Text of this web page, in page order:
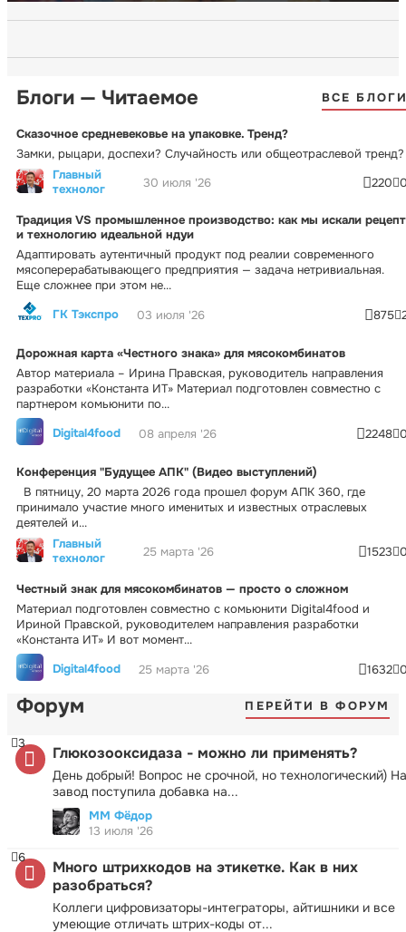
Блоги — Читаемое ВСЕ
Сказочное средневековье на упаковке. Тренд?
Замки, рыцари, доспехи? Случайность или общеотраслевой тренд?
Главный
технолог
30 июля '26 220
Традиция VS промышленное производство: как мы искали рецепт
и технологию идеальной ндуи
Адаптировать аутентичный продукт под реалии современного
мясоперерабатывающего предприятия — задача нетривиальная.
Еще сложнее при этом не...
ГК Тэкспро
03 июля '26 875
Дорожная карта «Честного знака» для мясокомбинатов
Автор материала – Ирина Правская, руководитель направления
разработки «Константа ИТ» Материал подготовлен совместно с
партнером комьюнити по...
Digital4food
08 апреля '26 2248
Конференция "Будущее АПК" (Видео выступлений)
В пятницу, 20 марта 2026 года прошел форум АПК 360, где
принимало участие много именитых и известных отраслевых
деятелей и...
Главный
технолог
25 марта '26 1523
Честный знак для мясокомбинатов — просто о сложном
Материал подготовлен совместно с комьюнити Digital4food и
Ириной Правской, руководителем направления разработки
«Константа ИТ» И вот момент...
Digital4food
25 марта '26 1632
Форум ПЕРЕЙТИ В ФОРУМ
Глюкозооксидаза - можно ли применять?
День добрый! Вопрос не срочной, но технологический) На
завод поступила добавка на...
3
ММ Фёдор
13 июля '26
Много штрихкодов на этикетке. Как в них
разобраться?
Коллеги цифровизаторы-интеграторы, айтишники и все
умеющие отличать штрих-коды от...
6